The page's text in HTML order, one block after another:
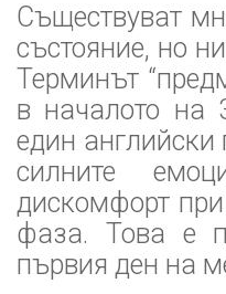
Съществуват
състояние, но
Терминът
в началото на
един
силните
дискомфорт
фаза. Това е
първия ден на